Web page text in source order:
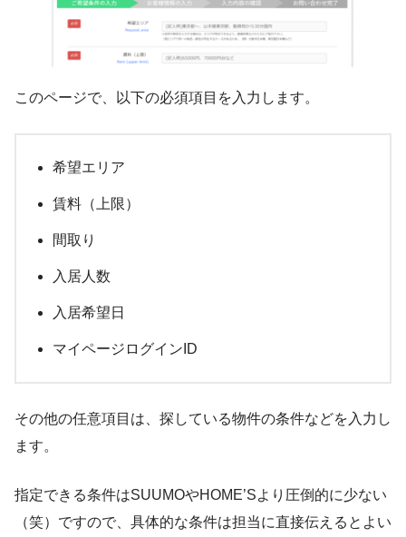
このページで、以下の必須項目を入力します。
希望エリア
賃料（上限）
間取り
入居人数
入居希望日
マイページログインID
その他の任意項目は、探している物件の条件などを入力し
ます。
指定できる条件はSUUMOやHOME’Sより圧倒的に少ない
（笑）ですので、具体的な条件は担当に直接伝えるとよい